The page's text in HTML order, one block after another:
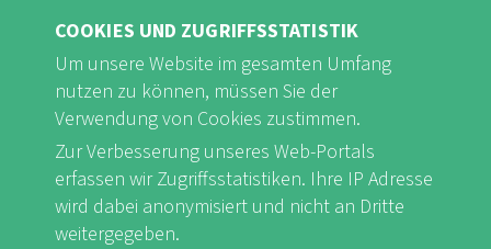
FB Youtube Instagram
COOKIES UND ZUGRIFFSSTATISTIK
Um unsere Website im gesamten Umfang
nutzen zu können, müssen Sie der
Verwendung von Cookies zustimmen.
Zur Verbesserung unseres Web-Portals
erfassen wir Zugriffsstatistiken. Ihre IP Adresse
wird dabei anonymisiert und nicht an Dritte
weitergegeben.